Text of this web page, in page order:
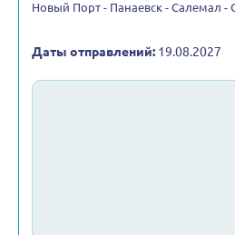
Новый Порт - Панаевск - Салемал -
Даты отправлений: 19.08.2027